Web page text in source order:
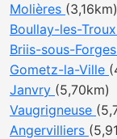
Molières (3,16km)
Boullay-les-Troux
Briis-sous-Forges
Gometz-la-Ville
Janvry (5,70km)
Vaugrigneuse
Angervilliers